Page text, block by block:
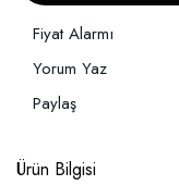
Fiyat Alarmı
Yorum Yaz
Paylaş
Ürün Bilgisi